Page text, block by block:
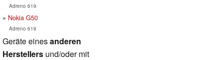
Adreno 619
Nokia G50
Adreno 619
Geräte einesanderen
Herstellers und/oder mit